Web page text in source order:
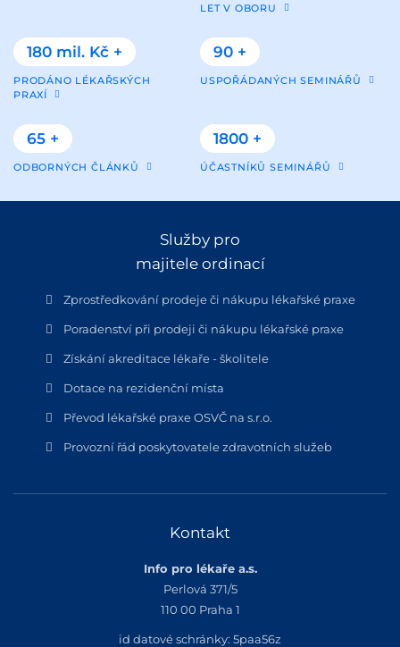
LET V OBORU
180 mil. Kč +
PRODÁNO LÉKAŘSKÝCH
PRAXÍ
90 +
USPOŘÁDANÝCH SEMINÁŘŮ
65 +
ODBORNÝCH ČLÁNKŮ
1800 +
ÚČASTNÍKŮ SEMINÁŘŮ
Služby pro
majitele ordinací
Zprostředkování prodeje či nákupu lékařské praxe
Poradenství při prodeji či nákupu lékařské praxe
Získání akreditace lékaře - školitele
Dotace na rezidenční místa
Převod lékařské praxe OSVČ na s.r.o.
Provozní řád poskytovatele zdravotních služeb
Kontakt
Info pro lékaře a.s.
Perlová 371/5
110 00 Praha 1
id datové schránky: 5paa56z